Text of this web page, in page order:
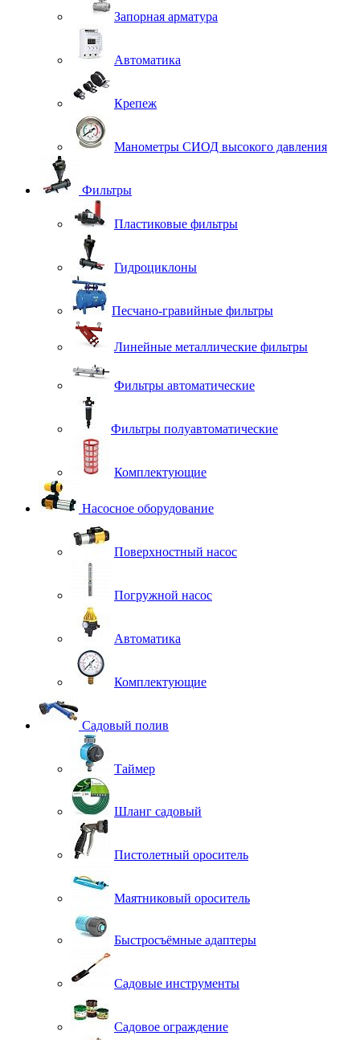
Запорная арматура
Автоматика
Крепеж
Манометры СИОД высокого давления
Фильтры
Пластиковые фильтры
Гидроциклоны
Песчано-гравийные фильтры
Линейные металлические фильтры
Фильтры автоматические
Фильтры полуавтоматические
Комплектующие
Насосное оборудование
Поверхностный насос
Погружной насос
Автоматика
Комплектующие
Садовый полив
Таймер
Шланг садовый
Пистолетный ороситель
Маятниковый ороситель
Быстросъёмные адаптеры
Садовые инструменты
Садовое ограждение